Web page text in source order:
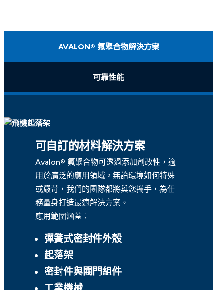
AVALON® 氟聚合物解決方案
可靠性能
可自訂的材料解決方案
Avalon® 氟聚合物可透過添加劑改性，適
用於廣泛的應用領域。無論環境如何特殊
或嚴苛，我們的團隊都將與您攜手，為任
務量身打造最適解決方案。
應用範圍涵蓋：
彈簧式密封件外殼
起落架
密封件與閥門組件